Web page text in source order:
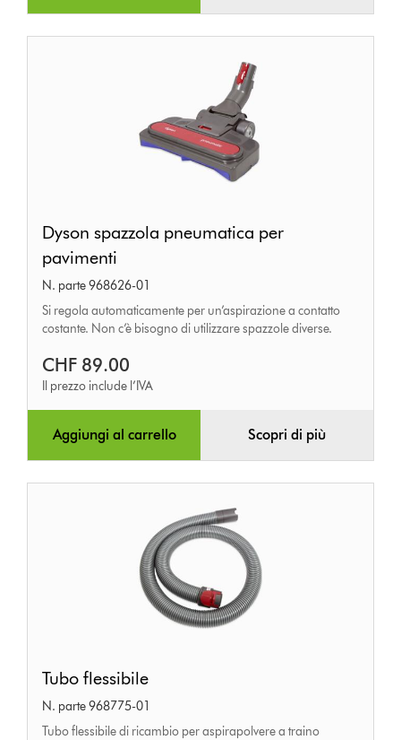
spazzola
pneumatica
per
pavimenti
Dyson spazzola pneumatica per
pavimenti
N. parte 968626-01
Si regola automaticamente per un’aspirazione a contatto
costante. Non c’è bisogno di utilizzare spazzole diverse.
CHF 89.00
Il prezzo include l’IVA
Aggiungi al carrello Scopri di più
flessibile
Tubo flessibile
N. parte 968775-01
Tubo flessibile di ricambio per aspirapolvere a traino